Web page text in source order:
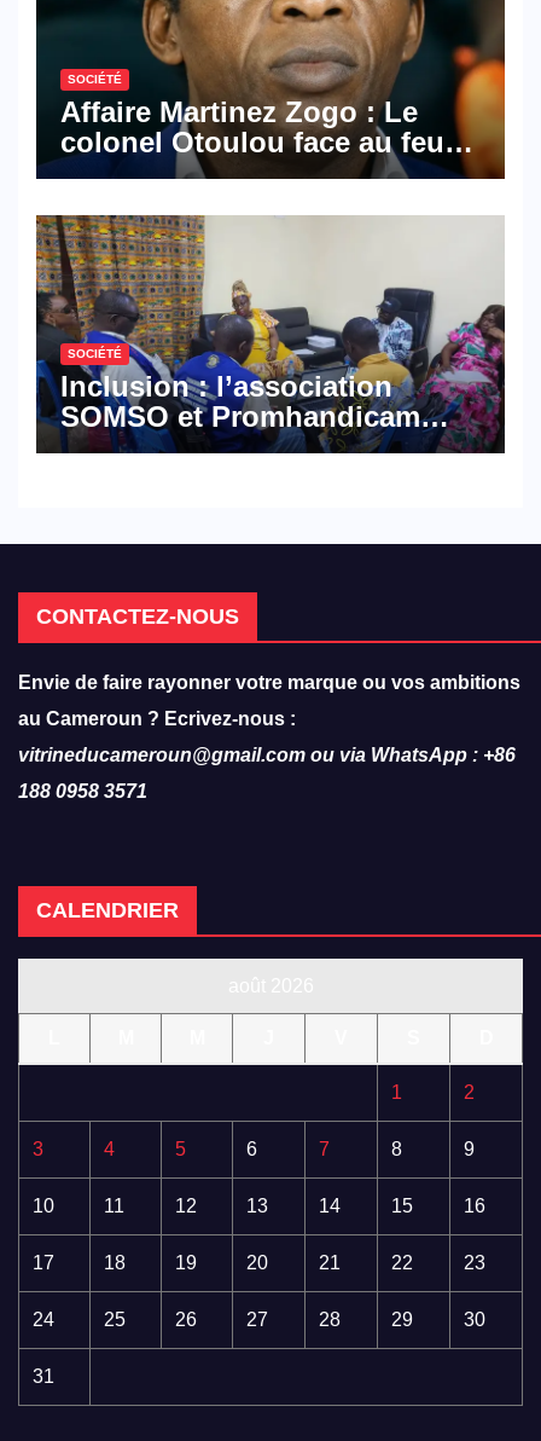
SOCIÉTÉ
Affaire Martinez Zogo : Le
colonel Otoulou face au feu
croisé des avocats de la
SOCIÉTÉ
Inclusion : l’association
SOMSO et Promhandicam
militent en faveur d’une
CONTACTEZ-NOUS
Envie de faire rayonner votre marque ou vos ambitions
au Cameroun ? Ecrivez-nous :
vitrineducameroun@gmail.com ou via WhatsApp : +86
188 0958 3571
CALENDRIER
1 2
3 4 5 6 7 8 9
10 11 12 13 14 15 16
17 18 19 20 21 22 23
24 25 26 27 28 29 30
31